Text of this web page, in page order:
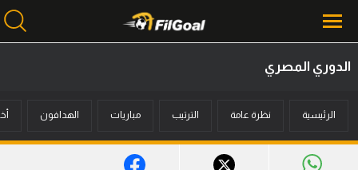
أخبار
الدوري المصري
الرئيسية نظرة عامة الترتيب مباريات الهدافون